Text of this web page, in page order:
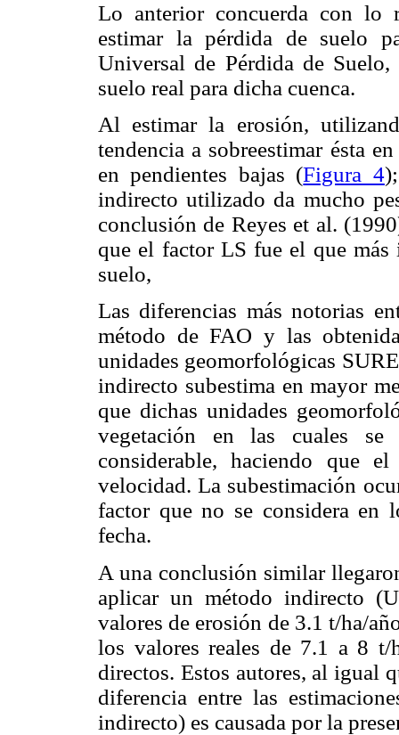
Lo anterior concuerda con lo
estimar la pérdida de suelo
Universal de Pérdida de
suelo real para dicha cuenca.
Al estimar la erosión,
tendencia a sobreestimar ésta
en pendientes bajas (Figura 4
indirecto utilizado da mucho
conclusión de Reyes et al.
que el factor LS fue el que
suelo,
Las diferencias más notorias
método de FAO y las
unidades geomorfológicas
indirecto subestima en mayor
que dichas unidades
vegetación en las cuales se
considerable, haciendo que
velocidad. La subestimación
factor que no se considera en
fecha.
A una conclusión similar
aplicar un método indirecto
valores de erosión de 3.1 t/ha/
los valores reales de 7.1 a 8 t/
directos. Estos autores, al igual
diferencia entre las
indirecto) es causada por la